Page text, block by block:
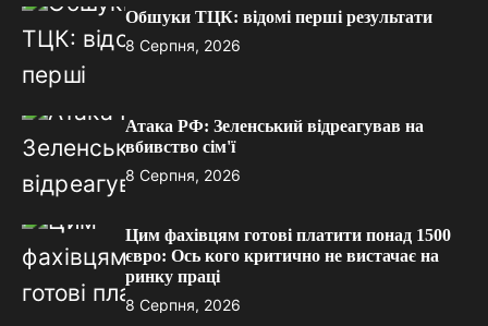
Обшуки ТЦК: відомі перші результати
8 Серпня, 2026
Атака РФ: Зеленський відреагував на
вбивство сім'ї
8 Серпня, 2026
Цим фахівцям готові платити понад 1500
євро: Ось кого критично не вистачає на
ринку праці
8 Серпня, 2026